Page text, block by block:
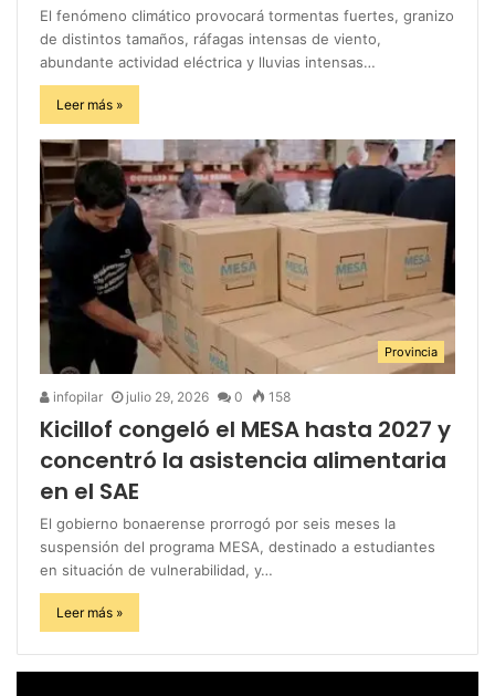
El fenómeno climático provocará tormentas fuertes, granizo
de distintos tamaños, ráfagas intensas de viento,
abundante actividad eléctrica y lluvias intensas…
Leer más »
Provincia
infopilar julio 29, 2026 0 158
Kicillof congeló el MESA hasta 2027 y
concentró la asistencia alimentaria
en el SAE
El gobierno bonaerense prorrogó por seis meses la
suspensión del programa MESA, destinado a estudiantes
en situación de vulnerabilidad, y…
Leer más »